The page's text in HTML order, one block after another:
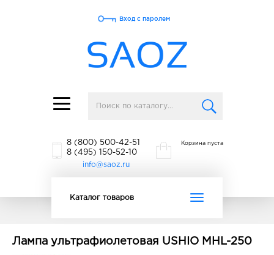
Toggle
navigation
Вход с паролем
8 (800) 500-42-51
8 (495) 150-52-10
info@saoz.ru
Корзина пуста
Toggle
Каталог товаров
Лампа ультрафиолетовая USHIO MHL-250